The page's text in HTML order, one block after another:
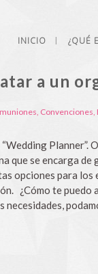
INICIO ¿QUÉ
a un
, Convenciones,
que se encarga
para los
¿Cómo te